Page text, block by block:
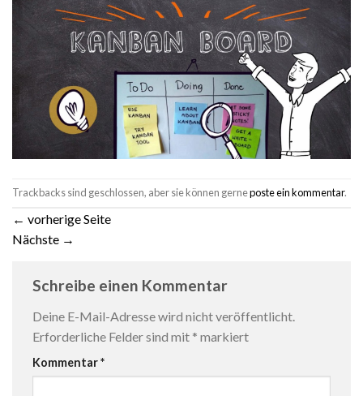
Trackbacks sind geschlossen, aber sie können gerneposte ein kommentar.
← vorherige Seite
Nächste →
Schreibe einen Kommentar
Deine E-Mail-Adresse wird nicht veröffentlicht.
Erforderliche Felder sind mit * markiert
Kommentar*